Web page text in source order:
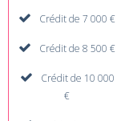
Crédit de 7 000 €
Crédit de 8 500 €
Crédit de 10 000
€